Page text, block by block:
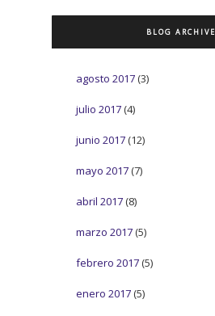
BLOG ARCHIVE
agosto 2017 (3)
julio 2017 (4)
junio 2017 (12)
mayo 2017 (7)
abril 2017 (8)
marzo 2017 (5)
febrero 2017 (5)
enero 2017 (5)